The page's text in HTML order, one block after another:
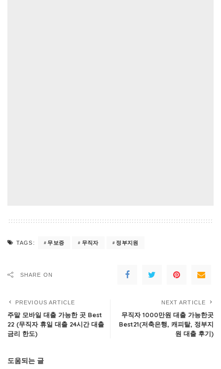
TAGS: 무보증 무직자 정부지원
SHARE ON
PREVIOUS ARTICLE
주말 모바일 대출 가능한 곳 Best
22 (무직자 휴일 대출 24시간 대출
금리 한도)
NEXT ARTICLE
무직자 1000만원 대출 가능한곳
Best21(저축은행, 캐피탈, 정부지
원 대출 후기)
도움되는 글